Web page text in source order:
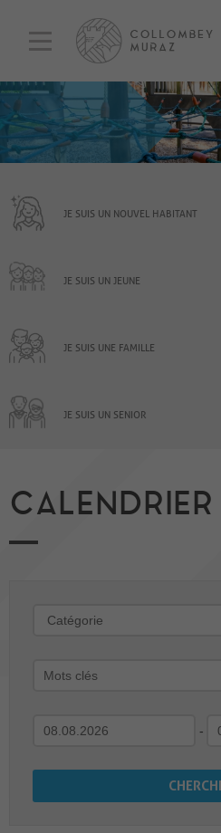
JE SUIS UN NOUVEL HABITANT
JE SUIS UN JEUNE
JE SUIS UNE FAMILLE
JE SUIS UN SENIOR
CALENDRIER
-